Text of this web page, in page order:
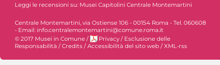
Leggi le recensioni su: Musei Capitolini Centrale Montemartini
Centrale Montemartini, via Ostiense 106 - 00154 Roma - Tel. 060608
- Email: info.centralemontemartini@comune.roma.it
© 2017 Musei in Comune / Privacy / Esclusione delle
Responsabilità /Credits /Accessibilità del sito web /XML-rss